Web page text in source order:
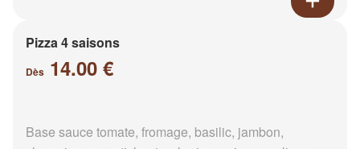
Pizza 4 saisons
Dès 14.00 €
Base sauce tomate, fromage, basilic, jambon,